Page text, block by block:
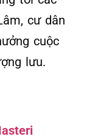
cư dân
cuộc
lưu.